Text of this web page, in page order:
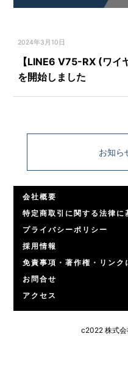
2024年3月10日
【LINE6 V75-RX (ワイ
を開始しました
お知ら
会社概要
特定商取引に関する法律に
プライバシーポリシー
採用情報
免責事項・著作権・リンク
お問合せ
アクセス
c2022 株式会